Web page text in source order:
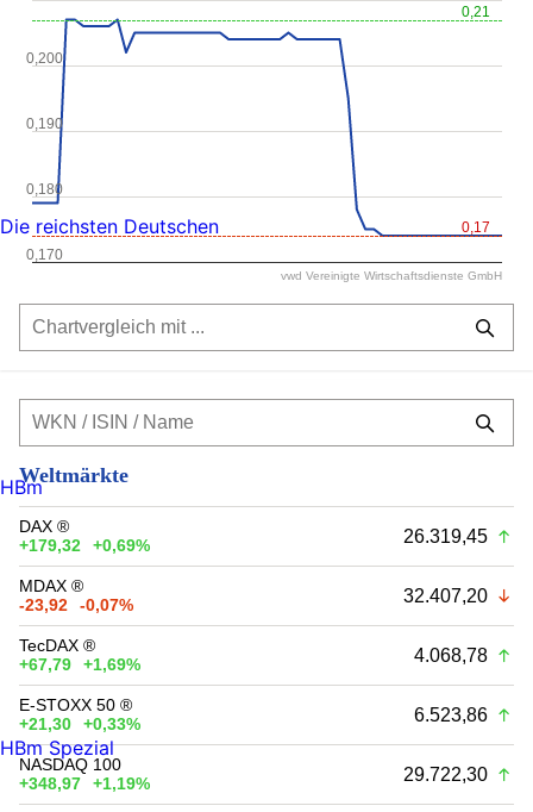
0,21
0,17
0,170
0,180
0,190
0,200
vwd Vereinigte Wirtschaftsdienste GmbH
Weltmärkte
DAX ®
+179,32
+0,69% 26.319,45
MDAX ®
-23,92
-0,07% 32.407,20
TecDAX ®
+67,79
+1,69% 4.068,78
E-STOXX 50 ®
+21,30
+0,33% 6.523,86
NASDAQ 100
+348,97
+1,19% 29.722,30
Die reichsten Deutschen
HBm
HBm Spezial